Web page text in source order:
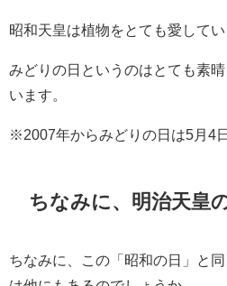
昭和天皇は植物をとても愛して
みどりの日というのはとても素
います。
※2007年からみどりの日は5月4
ちなみに、明治天皇
ちなみに、この「昭和の日」と